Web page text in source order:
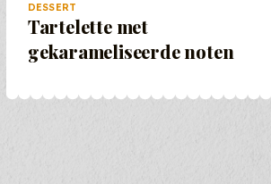
DESSERT
Tartelette met
gekarameliseerde noten